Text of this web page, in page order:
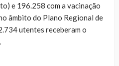
e 196.258 com a vacinação
âmbito do Plano Regional de
utentes receberam o